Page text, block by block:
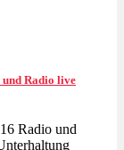
und Radio live
Radio und